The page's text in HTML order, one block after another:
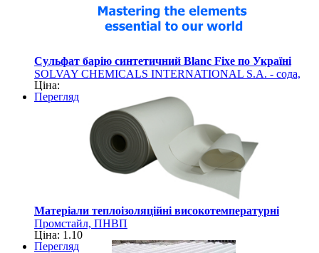
Сульфат барію синтетичний Blanc Fixe по Україні
SOLVAY CHEMICALS INTERNATIONAL S.A. - сода,
сульфат барію (хімічна продукція)
Ціна:
Перегляд
Матеріали теплоізоляційні високотемпературні
Промстайл, ПНВП
Ціна: 1.10
Перегляд